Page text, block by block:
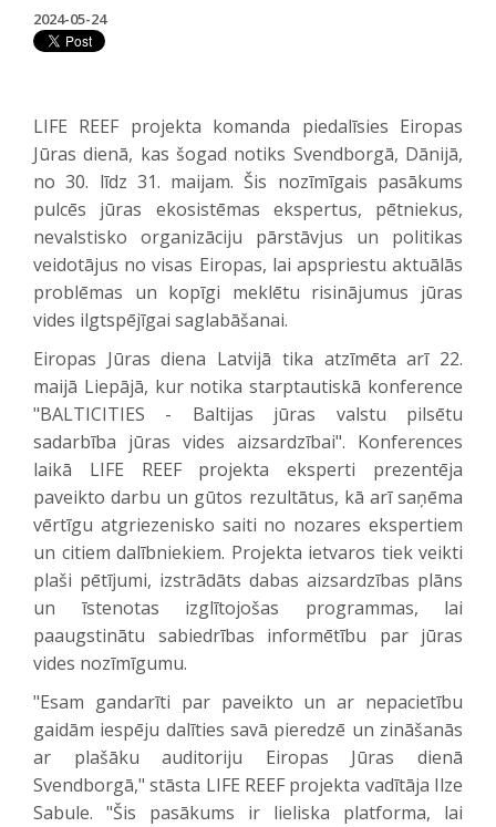
2024-05-24
LIFE REEF projekta komanda piedalīsies Eiropas
Jūras dienā, kas šogad notiks Svendborgā, Dānijā,
no 30. līdz 31. maijam. Šis nozīmīgais pasākums
pulcēs jūras ekosistēmas ekspertus, pētniekus,
nevalstisko organizāciju pārstāvjus un politikas
veidotājus no visas Eiropas, lai apspriestu aktuālās
problēmas un kopīgi meklētu risinājumus jūras
vides ilgtspējīgai saglabāšanai.
Eiropas Jūras diena Latvijā tika atzīmēta arī 22.
maijā Liepājā, kur notika starptautiskā konference
"BALTICITIES - Baltijas jūras valstu pilsētu
sadarbība jūras vides aizsardzībai". Konferences
laikā LIFE REEF projekta eksperti prezentēja
paveikto darbu un gūtos rezultātus, kā arī saņēma
vērtīgu atgriezenisko saiti no nozares ekspertiem
un citiem dalībniekiem. Projekta ietvaros tiek veikti
plaši pētījumi, izstrādāts dabas aizsardzības plāns
un īstenotas izglītojošas programmas, lai
paaugstinātu sabiedrības informētību par jūras
vides nozīmīgumu.
"Esam gandarīti par paveikto un ar nepacietību
gaidām iespēju dalīties savā pieredzē un zināšanās
ar plašāku auditoriju Eiropas Jūras dienā
Svendborgā," stāsta LIFE REEF projekta vadītāja Ilze
Sabule. "Šis pasākums ir lieliska platforma, lai